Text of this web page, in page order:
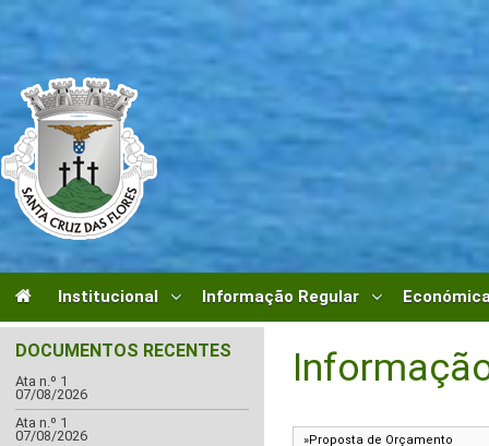
Institucional Informação Regular
DOCUMENTOS RECENTES
Ata n.º 1
07/08/2026
Ata n.º 1
07/08/2026